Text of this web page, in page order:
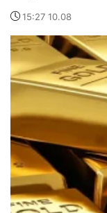
15:27 10.08